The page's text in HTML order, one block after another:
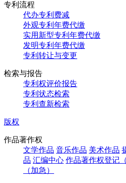
专利流程
代办专利费减
外观专利年费代缴
实用新型专利年费代缴
发明专利年费代缴
专利转让与变更
检索与报告
专利权评价报告
专利状态检索
专利查新检索
版权
作品著作权
文学作品 音乐作品 美术作品
品 汇编中心 作品著作权登记
（加急）